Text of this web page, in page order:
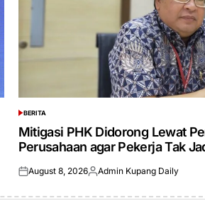
POSTED
IN
BERITA
Mitigasi PHK Didorong Lewat
Perusahaan agar Pekerja Tak
Posted
August 8, 2026Posted
Admin Kupang Daily